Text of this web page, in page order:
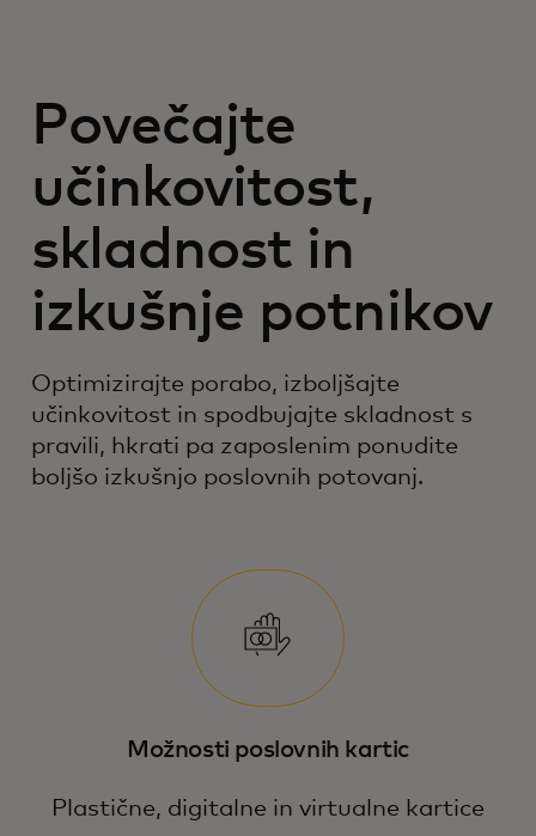
Povečajte
učinkovitost,
skladnost in
izkušnje potnikov
Optimizirajte porabo, izboljšajte
učinkovitost in spodbujajte skladnost s
pravili, hkrati pa zaposlenim ponudite
boljšo izkušnjo poslovnih potovanj.
Možnosti poslovnih kartic
Plastične, digitalne in virtualne kartice